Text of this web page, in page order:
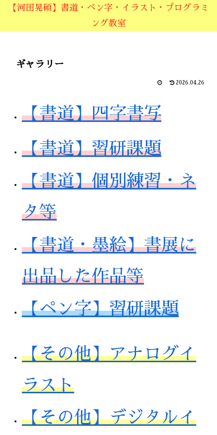
【河田晃碩】書道・ペン字・イラスト・プログラミ
ング教室
ギャラリー
2026.04.26
【書道】四字書写
【書道】習研課題
【書道】個別練習・ネ
タ等
【書道・墨絵】書展に
出品した作品等
【ペン字】習研課題
【その他】アナログイ
ラスト
【その他】デジタルイ